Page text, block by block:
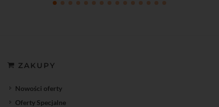
ZAKUPY
Nowości oferty
Oferty Specjalne